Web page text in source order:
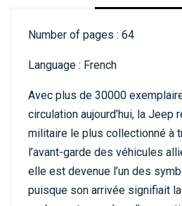
Number of pages : 64
Language : French
Avec plus de 30000
circulation aujourd’hui, la Jeep
militaire le plus collectionné à
l’avant-garde des véhicules
elle est devenue l’un des
puisque son arrivée signifiait